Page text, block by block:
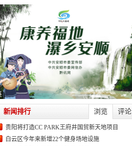
浏览 评论
新闻排行
贵阳将打造CC PARK王府井国贸新天地项目
白云区今年来新增22个健身场地设施